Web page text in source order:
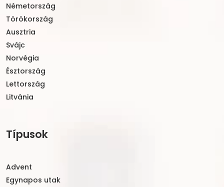
Németország
Törökország
Ausztria
Svájc
Norvégia
Észtország
Lettország
Litvánia
Típusok
Advent
Egynapos utak